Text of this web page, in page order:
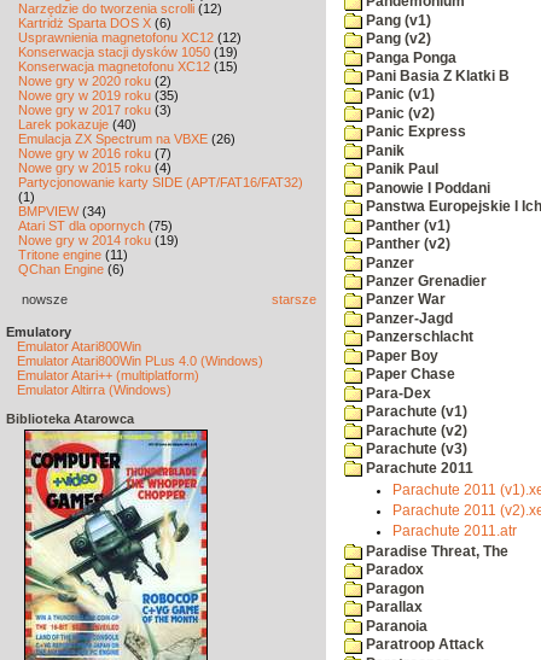
Narzędzie do tworzenia scrolli (12)
Kartridż Sparta DOS X (6)
Usprawnienia magnetofonu XC12 (12)
Konserwacja stacji dysków 1050 (19)
Konserwacja magnetofonu XC12 (15)
Nowe gry w 2020 roku (2)
Nowe gry w 2019 roku (35)
Nowe gry w 2017 roku (3)
Larek pokazuje (40)
Emulacja ZX Spectrum na VBXE (26)
Nowe gry w 2016 roku (7)
Nowe gry w 2015 roku (4)
Partycjonowanie karty SIDE (APT/FAT16/FAT32)
(1)
BMPVIEW(34)
Atari ST dla opornych (75)
Nowe gry w 2014 roku (19)
Tritone engine (11)
QChan Engine (6)
nowsze starsze
Emulatory
Emulator Atari800Win
Emulator Atari800Win PLus 4.0 (Windows)
Emulator Atari++ (multiplatform)
Emulator Altirra (Windows)
Biblioteka Atarowca
Pang (v1)
Pang (v2)
Panga Ponga
Pani Basia Z Klatki B
Panic (v1)
Panic (v2)
Panic Express
Panik
Panik Paul
Panowie I Poddani
Panstwa Europejskie I
Panther (v1)
Panther (v2)
Panzer
Panzer Grenadier
Panzer War
Panzer-Jagd
Panzerschlacht
Paper Boy
Paper Chase
Para-Dex
Parachute (v1)
Parachute (v2)
Parachute (v3)
Parachute 2011
Parachute 2011
Parachute 2011
Parachute 2011.atr
Paradise Threat, The
Paradox
Paragon
Parallax
Paranoia
Paratroop Attack